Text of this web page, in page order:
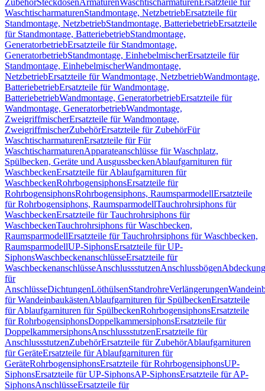
ZubehörSteckdosenArmaturenWaschtischarmaturen Ersatzteile für
WaschtischarmaturenStandmontage, NetzbetriebErsatzteile für
Standmontage, NetzbetriebStandmontage, BatteriebetriebErsatzteile
für Standmontage, BatteriebetriebStandmontage,
GeneratorbetriebErsatzteile für Standmontage,
GeneratorbetriebStandmontage, EinhebelmischerErsatzteile für
Standmontage, EinhebelmischerWandmontage,
NetzbetriebErsatzteile für Wandmontage, NetzbetriebWandmontage,
BatteriebetriebErsatzteile für Wandmontage,
BatteriebetriebWandmontage, GeneratorbetriebErsatzteile für
Wandmontage, GeneratorbetriebWandmontage,
ZweigriffmischerErsatzteile für Wandmontage,
ZweigriffmischerZubehörErsatzteile für ZubehörFür
WaschtischarmaturenErsatzteile für Für
WaschtischarmaturenApparateanschlüsse für Waschplatz,
Spülbecken, Geräte und AusgussbeckenAblaufgarnituren für
WaschbeckenErsatzteile für Ablaufgarnituren für
WaschbeckenRohrbogensiphonsErsatzteile für
RohrbogensiphonsRohrbogensiphons, RaumsparmodellErsatzteile
für Rohrbogensiphons, RaumsparmodellTauchrohrsiphons für
WaschbeckenErsatzteile für Tauchrohrsiphons für
WaschbeckenTauchrohrsiphons für Waschbecken,
RaumsparmodellErsatzteile für Tauchrohrsiphons für Waschbecken,
RaumsparmodellUP-SiphonsErsatzteile für UP-
SiphonsWaschbeckenanschlüsseErsatzteile für
WaschbeckenanschlüsseAnschlussstutzenAnschlussbögen
für
AnschlüsseDichtungenLöthülsenStandrohreVerlängerungen
für WandeinbaukästenAblaufgarnituren für SpülbeckenErsatzteile
für Ablaufgarnituren für SpülbeckenRohrbogensiphonsErsatzteile
für RohrbogensiphonsDoppelkammersiphonsErsatzteile für
DoppelkammersiphonsAnschlussstutzenErsatzteile für
AnschlussstutzenZubehörErsatzteile für ZubehörAblaufgarnituren
für GeräteErsatzteile für Ablaufgarnituren für
GeräteRohrbogensiphonsErsatzteile für RohrbogensiphonsUP-
SiphonsErsatzteile für UP-SiphonsAP-SiphonsErsatzteile für AP-
SiphonsAnschlüsseErsatzteile für